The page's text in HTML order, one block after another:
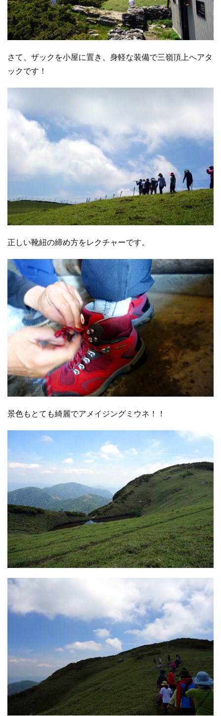
さて、ザックを小屋に置き、身軽な装備で三嶺頂上へアタ
ックです！
正しい靴紐の締め方をレクチャーです。
景色もとても綺麗でアメイジングミウネ！！